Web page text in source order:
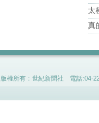
太
真
版權所有：世紀新聞社 電話:04-